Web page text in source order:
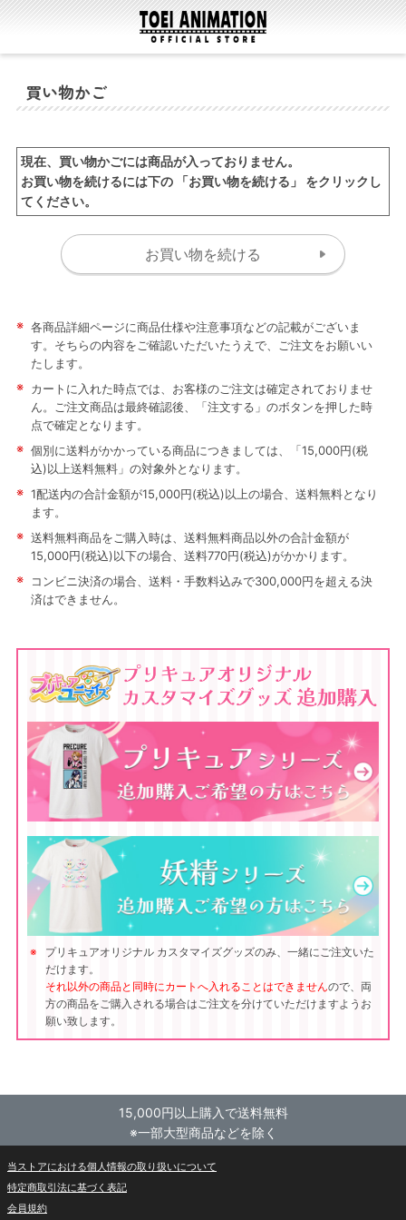
買い物かご
現在、買い物かごには商品が入っておりません。
お買い物を続けるには下の 「お買い物を続ける」 をクリックし
てください。
※ 各商品詳細ページに商品仕様や注意事項などの記載がございま
す。そちらの内容をご確認いただいたうえで、ご注文をお願いい
たします。
※ カートに入れた時点では、お客様のご注文は確定されておりませ
ん。ご注文商品は最終確認後、「注文する」のボタンを押した時
点で確定となります。
※ 個別に送料がかかっている商品につきましては、「15,000円(税
込)以上送料無料」の対象外となります。
※ 1配送内の合計金額が15,000円(税込)以上の場合、送料無料となり
ます。
※ 送料無料商品をご購入時は、送料無料商品以外の合計金額が
15,000円(税込)以下の場合、送料770円(税込)がかかります。
※
コンビニ決済の場合、送料・手数料込みで300,000円を超える決
済はできません。
プリキュアオリジナル カスタマイズグッズのみ、一緒にご注文いた
だけます。
それ以外の商品と同時にカートへ入れることはできませんので、両
方の商品をご購入される場合はご注文を分けていただけますようお
願い致します。
15,000円以上購入で送料無料
※一部大型商品などを除く
当ストアにおける個人情報の取り扱いについて
特定商取引法に基づく表記
会員規約